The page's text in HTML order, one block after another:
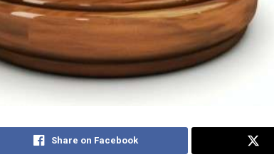
Share on Facebook